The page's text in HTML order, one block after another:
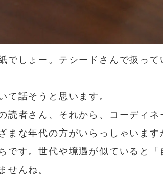
でしょー。テシードさんで扱っ
て話そうと思います。
読者さん、それから、コーディ
まな年代の方がいらっしゃいま
です。世代や境遇が似ていると
せんね。